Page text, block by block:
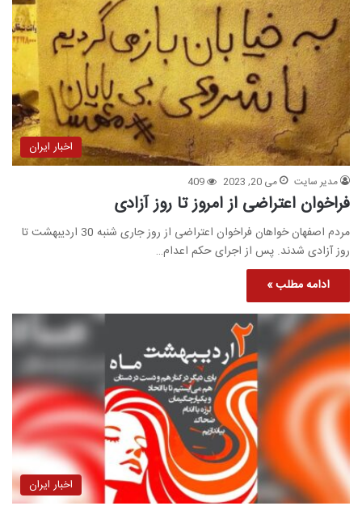
اخبار ایران
مدیر سایت می 20, 2023 409
فراخوان اعتراضی از امروز تا روز آزادی
مردم اصفهان خواهان فراخوان اعتراضی از روز جاری شنبه 30 اردیبهشت تا
روز آزادی شدند. پس از اجرای حکم اعدام…
ادامه مطلب »
اخبار ایران